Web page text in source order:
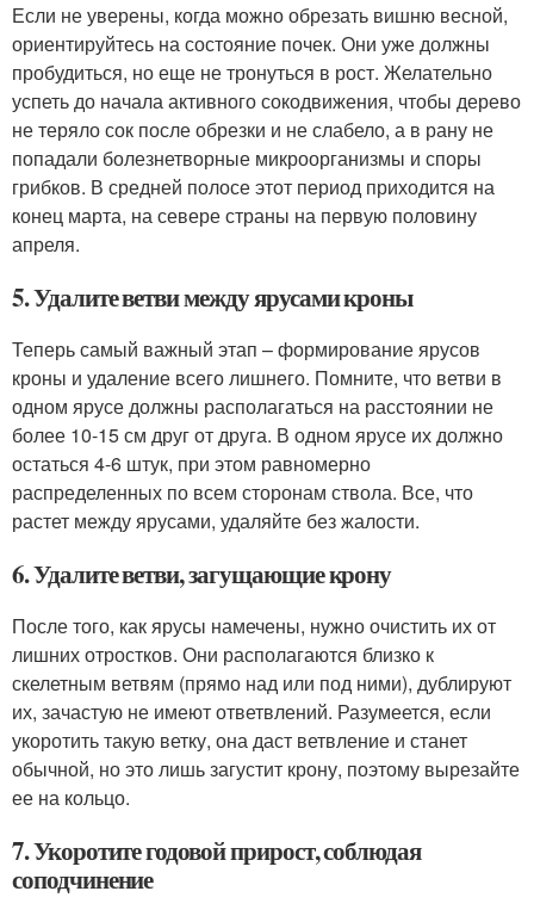
Если не уверены, когда можно обрезать вишню весной,
ориентируйтесь на состояние почек. Они уже должны
пробудиться, но еще не тронуться в рост. Желательно
успеть до начала активного сокодвижения, чтобы дерево
не теряло сок после обрезки и не слабело, а в рану не
попадали болезнетворные микроорганизмы и споры
грибков. В средней полосе этот период приходится на
конец марта, на севере страны на первую половину
апреля.
5. Удалите ветви между ярусами кроны
Теперь самый важный этап – формирование ярусов
кроны и удаление всего лишнего. Помните, что ветви в
одном ярусе должны располагаться на расстоянии не
более 10-15 см друг от друга. В одном ярусе их должно
остаться 4-6 штук, при этом равномерно
распределенных по всем сторонам ствола. Все, что
растет между ярусами, удаляйте без жалости.
6. Удалите ветви, загущающие крону
После того, как ярусы намечены, нужно очистить их от
лишних отростков. Они располагаются близко к
скелетным ветвям (прямо над или под ними), дублируют
их, зачастую не имеют ответвлений. Разумеется, если
укоротить такую ветку, она даст ветвление и станет
обычной, но это лишь загустит крону, поэтому вырезайте
ее на кольцо.
7. Укоротите годовой прирост, соблюдая
соподчинение